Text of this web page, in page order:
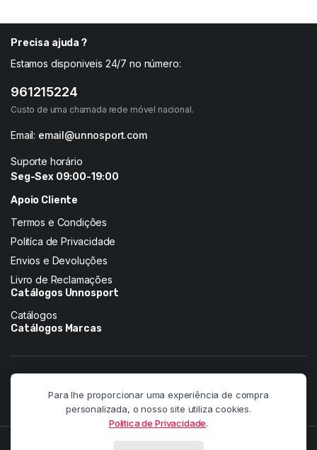
Precisa ajuda ?
Estamos disponiveis 24/7 no número:
961215224
Custo de uma chamada rede móvel nacional.
Email: email@unnosport.com
Suporte horário
Seg-Sex 09:00-19:00
Apoio Cliente
Termos e Condições
Politíca de Privacidade
Envios e Devoluções
Livro de Reclamações
Catálogos Unnosport
Catálogos
Catálogos Marcas
Siga-nos nas redes:
Para lhe proporcionar uma experiência de compra
personalizada, o nosso site utiliza cookies.
Politica de Privacidade.